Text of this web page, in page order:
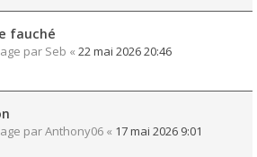
fauché
par Seb « 22 mai 2026 20:46
parAnthony06 « 17 mai 2026 9:01